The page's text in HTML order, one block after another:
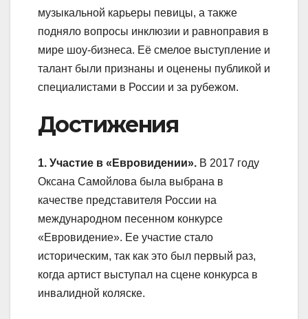
музыкальной карьеры певицы, а также
подняло вопросы инклюзии и равноправия в
мире шоу-бизнеса. Её смелое выступление и
талант были признаны и оценены публикой и
специалистами в России и за рубежом.
Достижения
1. Участие в «Евровидении». В 2017 году
Оксана Самойлова была выбрана в
качестве представителя России на
международном песенном конкурсе
«Евровидение». Ее участие стало
историческим, так как это был первый раз,
когда артист выступал на сцене конкурса в
инвалидной коляске.